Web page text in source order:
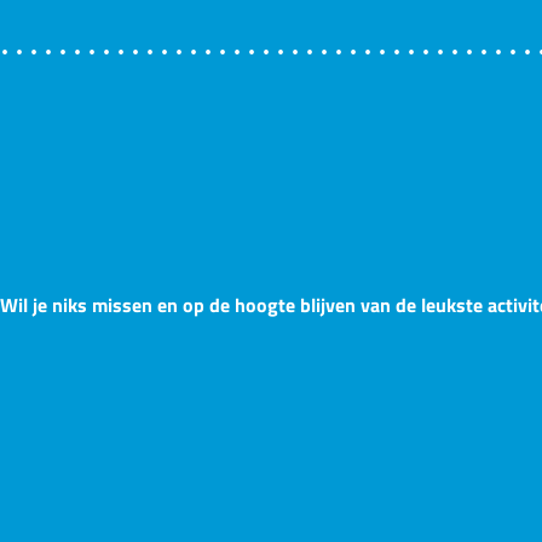
Wil je niks missen en op de hoogte blijven van de leukste